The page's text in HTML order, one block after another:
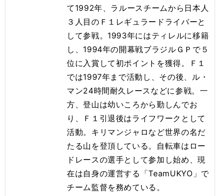
て1992年、ラルースチームから日本人
３人目のＦ１レギュラードライバーと
して参戦。1993年にはティレルに移籍
し、1994年の開幕戦ブラジルＧＰで５
位に入賞して初ポイントを獲得。Ｆ１
では1997年まで活動し、その後、ル・
マン24時間耐久レースなどに参戦。一
方、登山は幼いころから勤しんでお
り、Ｆ１引退後はライフワークとして
活動。キリマンジャロなど世界の名だ
たる山を登頂している。自転車はロー
ドレースの選手として参加し始め、現
在は自身の運営する「TeamUKYO」で
チーム監督を務めている。